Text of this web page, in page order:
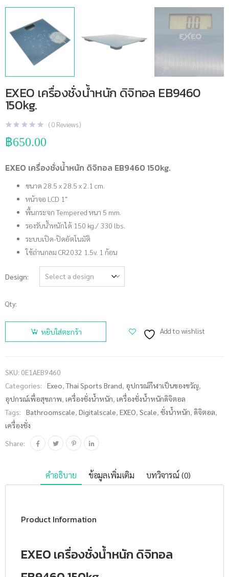
EXEO เครื่องชั่งน้ำหนัก ดิจิทอล EB9460
150kg.
(0 Reviews )
฿650.00
EXEO เครื่องชั่งน้ำหนัก ดิจิทอล EB9460 150kg.
ขนาด 28.5 x 28.5 x 2.1 cm.
หน้าจอ LCD 1″
พื้นกระจก Tempered หนา 5 mm.
รองรับน้ำหนักได้ 150 kg./ 330 lbs.
ระบบเปิด-ปิดอัตโนมัติ
ใช้ถ่านกลม CR2032 1.5v. 1 ก้อน
Design
Qty:
จำนวน
EXEO
เครื่องชั่งน้ำ
EB9460
150kg. ชิ้น
หยิบใส่ตะกร้า Add to wishlist
SKU: 0E1AEB9460
Categories:
Exeo,Thai Sports Brand, อุปกรณ์กีฬาเป็นของขวัญ,
อุปกรณ์เพื่อสุขภาพ, เครื่องชั่งน้ำหนัก, เครื่องชั่งน้ำหนักดิจิตอล
Tags:
Bathroomscale, Digitalscale, EXEO, Scale, ชั่งน้ำหนัก, ดิจิตอล,
เครื่องชั่ง
Share:
คำอธิบาย ข้อมูลเพิ่มเติม บทวิจารณ์ (0)
Product Information
EXEO เครื่องชั่งน้ำหนัก ดิจิทอล